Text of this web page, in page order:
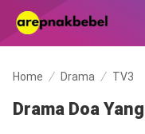
Home Drama TV3
Drama Doa